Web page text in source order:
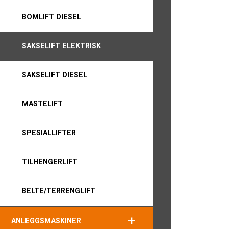
BOMLIFT DIESEL
SAKSELIFT ELEKTRISK
SAKSELIFT DIESEL
MASTELIFT
SPESIALLIFTER
TILHENGERLIFT
BELTE/TERRENGLIFT
ANLEGGSMASKINER +